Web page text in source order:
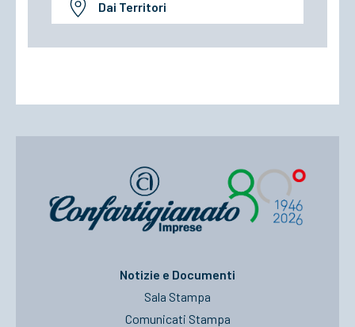
Dai Territori
Notizie e Documenti
Sala Stampa
Comunicati Stampa